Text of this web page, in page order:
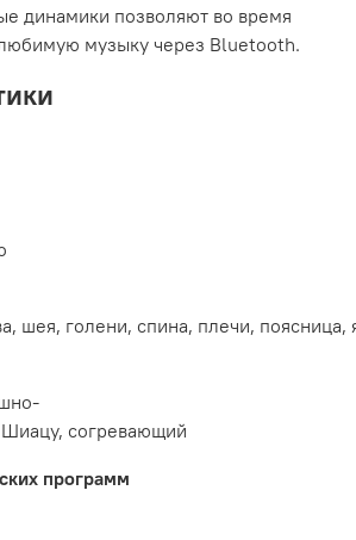
динамики позволяют во время
музыку через Bluetooth.
шея, голени, спина, плечи, поясница,
Шиацу, согревающий
программ